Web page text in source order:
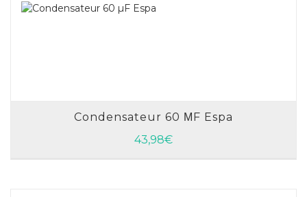
Condensateur 60 ΜF Espa
43,98€
AJOUTER AU PANIER